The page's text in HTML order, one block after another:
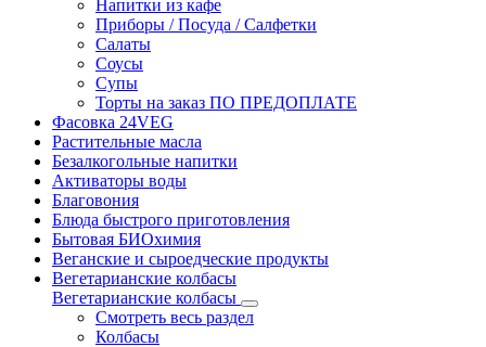
Напитки из кафе
Приборы / Посуда / Салфетки
Салаты
Соусы
Супы
Торты на заказ ПО ПРЕДОПЛАТЕ
Фасовка 24VEG
Растительные масла
Безалкогольные напитки
Активаторы воды
Благовония
Блюда быстрого приготовления
Бытовая БИОхимия
Веганские и сыроедческие продукты
Вегетарианские колбасы
Вегетарианские колбасы
Смотреть весь раздел
Колбасы